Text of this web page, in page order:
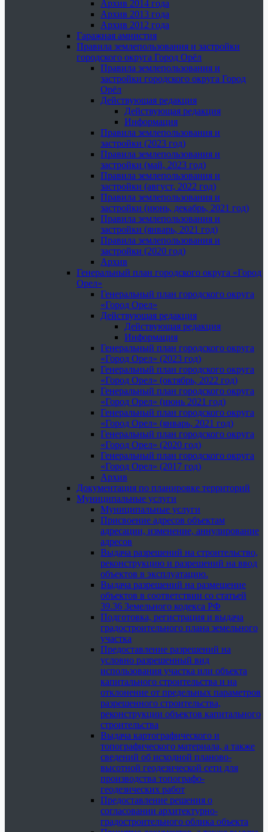
Архив 2014 года
Архив 2013 года
Архив 2012 года
Гаражная амнистия
Правила землепользования и застройки
городского округа Город Орёл
Правила землепользования и
застройки городского округа Город
Орёл
Действующая редакция
Действующая редакция
Информация
Правила землепользования и
застройки (2023 год)
Правила землепользования и
застройки (май, 2023 год)
Правила землепользования и
застройки (август, 2022 год)
Правила землепользования и
застройки (июнь, декабрь, 2021 год)
Правила землепользования и
застройки (январь, 2021 год)
Правила землепользования и
застройки (2020 год)
Архив
Генеральный план городского округа «Город
Орел»
Генеральный план городского округа
«Город Орел»
Действующая редакция
Действующая редакция
Информация
Генеральный план городского округа
«Город Орел» (2023 год)
Генеральный план городского округа
«Город Орел» (октябрь, 2022 год)
Генеральный план городского округа
«Город Орел» (июнь 2021 год)
Генеральный план городского округа
«Город Орел» (январь, 2021 год)
Генеральный план городского округа
«Город Орел» (2020 год)
Генеральный план городского округа
«Город Орел» (2017 год)
Архив
Документация по планировке территорий
Муниципальные услуги
Муниципальные услуги
Присвоение адресов объектам
адресации, изменение, аннулирование
адресов
Выдача разрешений на строительство,
реконструкцию и разрешений на ввод
объектов в эксплуатацию.
Выдача разрешений на размещение
объектов в соответствии со статьей
39.36 Земельного кодекса РФ
Подготовка, регистрация и выдача
градостроительного плана земельного
участка
Предоставление разрешений на
условно разрешенный вид
использования участка или объекта
капитального строительства и на
отклонение от предельных параметров
разрешенного строительства,
реконструкции объектов капитального
строительства
Выдача картографического и
топографического материала, а также
сведений об исходной планово-
высотной геодезической сети для
производства топографо-
геодезических работ
Предоставление решения о
согласовании архитектурно-
градостроительного облика объекта